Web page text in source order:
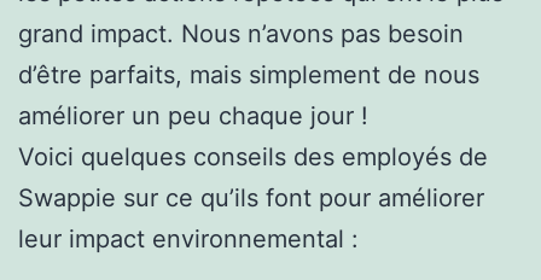
grand impact. Nous n’avons pas besoin
d’être parfaits, mais simplement de nous
améliorer un peu chaque jour !
Voici quelques conseils des employés de
Swappie sur ce qu’ils font pour améliorer
leur impact environnemental :